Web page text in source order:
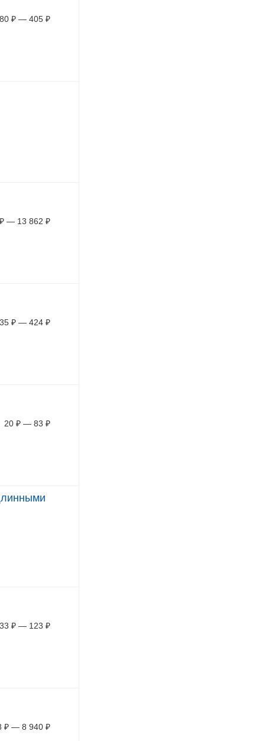
₽ — 405 ₽
₽ — 13 862 ₽
₽ — 424 ₽
20 ₽ — 83 ₽
33 ₽ — 123 ₽
₽ — 8 940 ₽